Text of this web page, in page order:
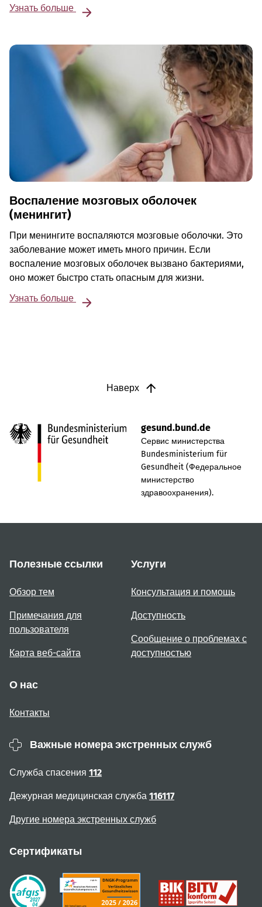
Узнать больше
Воспаление мозговых оболочек
(менингит)
При менингите воспаляются мозговые оболочки. Это
заболевание может иметь много причин. Если
воспаление мозговых оболочек вызвано бактериями,
оно может быстро стать опасным для жизни.
Узнать больше
Наверх
gesund.bund.de
Сервис министерства
Bundesministerium für
Gesundheit (Федеральное
министерство
здравоохранения).
Полезные ссылки
Обзор тем
Примечания для
пользователя
Карта веб-сайта
Услуги
Консультация и помощь
Доступность
Сообщение о проблемах с
доступностью
О нас
Контакты
Важные номера экстренных служб
Служба спасения 112
Дежурная медицинская служба 116117
Другие номера экстренных служб
Сертификаты